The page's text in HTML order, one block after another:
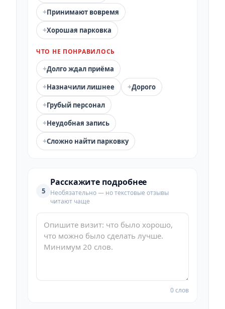
+Принимают вовремя
+Хорошая парковка
ЧТО НЕ ПОНРАВИЛОСЬ
+Долго ждал приёма
+Назначили лишнее +Дорого
+Грубый персонал
+Неудобная запись
+Сложно найти парковку
5
Расскажите подробнее
Необязательно — но текстовые отзывы
читают чаще
0 слов